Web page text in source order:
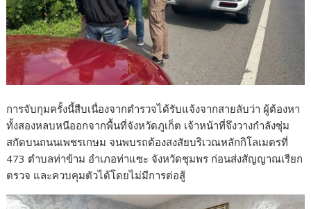
การจับกุมครั้งนี้สืบเนื่องจากตำรวจได้รับแจ้งจากสายลับว่า ผู้ต้องหา
ทั้งสองหลบหนีออกจากพื้นที่จังหวัดภูเก็ต เจ้าหน้าที่จึงวางกำลังซุ่ม
สกัดบนถนนเพชรเกษม จนพบรถต้องสงสัยบริเวณหลักกิโลเมตรที่
473 ตำบลท่าข้าม อำเภอท่าแซะ จังหวัดชุมพร ก่อนส่งสัญญาณเรียก
ตรวจ และควบคุมตัวได้โดยไม่มีการต่อสู้